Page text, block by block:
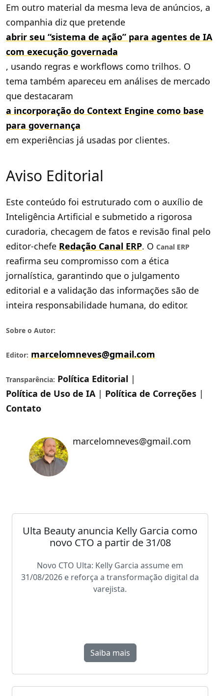
Em outro material da mesma leva de anúncios, a
companhia diz que pretende
abrir seu “sistema de ação” para agentes de IA
com execução governada
, usando regras e workflows como trilhos. O
tema também apareceu em análises de mercado
que destacaram
a incorporação do Context Engine como base
para governança
em experiências já usadas por clientes.
Aviso Editorial
Este conteúdo foi estruturado com o auxílio de
Inteligência Artificial e submetido a rigorosa
curadoria, checagem de fatos e revisão final pelo
editor-chefe Redação Canal ERP. O Canal ERP
reafirma seu compromisso com a ética
jornalística, garantindo que o julgamento
editorial e a validação das informações são de
inteira responsabilidade humana, do editor.
Sobre o Autor:
Editor: marcelomneves@gmail.com
Transparência: Política Editorial |
Política de Uso de IA| Política de Correções |
Contato
marcelomneves@gmail.com
Ulta Beauty anuncia Kelly Garcia como
novo CTO a partir de 31/08
Novo CTO Ulta: Kelly Garcia assume em
31/08/2026 e reforça a transformação digital da
varejista.
Saiba mais